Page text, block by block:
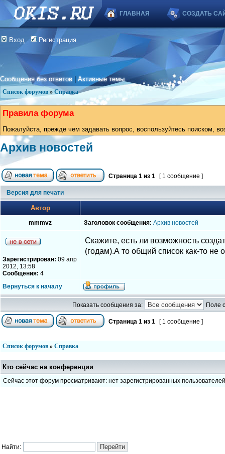
ГЛАВНАЯ СОЗДАТЬ
Вход Регистрация
Сообщения без ответов |Активные темы
Список форумов » Справка
Правила форума
Пожалуйста, прежде чем задавать вопрос, воспользуйтесь поиском,
Архив новостей
Страница 1 из 1 [ 1 сообщение ]
Версия для печати
Автор
mmmvz Заголовок сообщения: Архив новостей
Зарегистрирован: 09 апр
2012, 13:58
Сообщения: 4
Скажите, есть ли возможность
(годам).А то общий список как-то не
Вернуться к началу
Показать сообщения за: Поле
Страница 1 из 1 [ 1 сообщение ]
Список форумов » Справка
Кто сейчас на конференции
Сейчас этот форум просматривают: нет зарегистрированных пользователей
Найти: